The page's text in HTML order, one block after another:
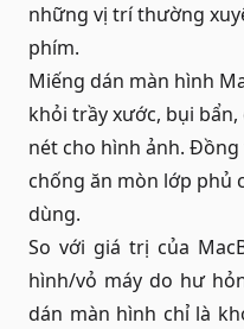
những vị trí thường
phím.
Miếng dán màn hình
khỏi trầy xước, bụi
nét cho hình ảnh.
chống ăn mòn lớp phủ
dùng.
So với giá trị của
hình/vỏ máy do hư
dán màn hình chỉ là